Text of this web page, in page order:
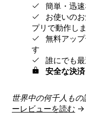
簡単・迅
お使いの
プリで動作し
無料アッ
す
誰にでも
安全な決
世界中の何千人もの
ーレビューを読む →